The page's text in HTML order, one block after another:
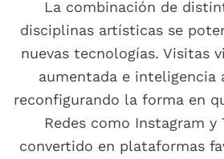
La combinación de
disciplinas artísticas se
nuevas tecnologías. Visitas
aumentada e inteligencia
reconfigurando la forma en
Redes como Instagram y
convertido en plataformas